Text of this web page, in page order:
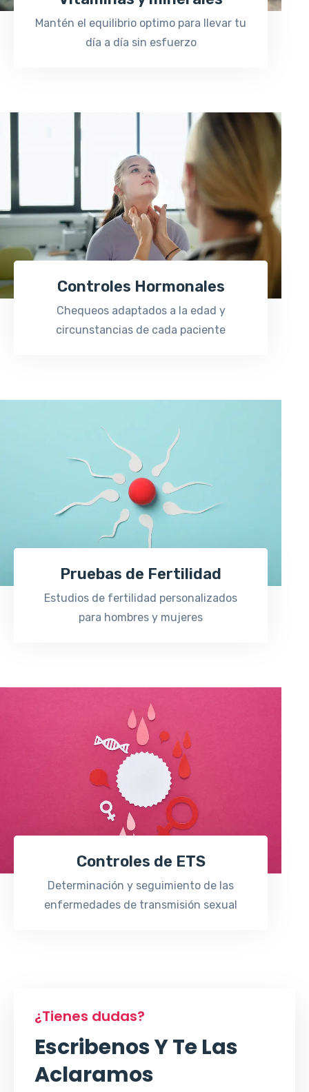
Mantén el equilibrio optimo para llevar tu
día a día sin esfuerzo
Controles Hormonales
Chequeos adaptados a la edad y
circunstancias de cada paciente
Pruebas de Fertilidad
Estudios de fertilidad personalizados
para hombres y mujeres
Controles de ETS
Determinación y seguimiento de las
enfermedades de transmisión sexual
¿Tienes dudas?
Escribenos Y Te Las
Aclaramos